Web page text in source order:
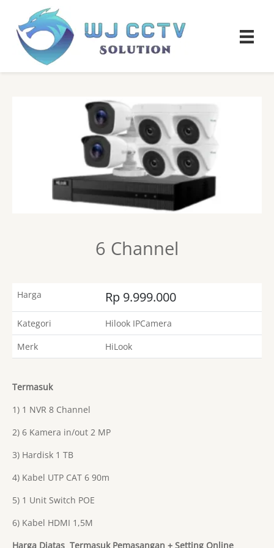
6 Channel
Harga Rp 9.999.000
Kategori
Hilook IPCamera
Merk
HiLook
Termasuk
1) 1 NVR 8 Channel
2) 6 Kamera in/out 2 MP
3) Hardisk 1 TB
4) Kabel UTP CAT 6 90m
5) 1 Unit Switch POE
6) Kabel HDMI 1,5M
Harga Diatas Termasuk Pemasangan + Setting Online